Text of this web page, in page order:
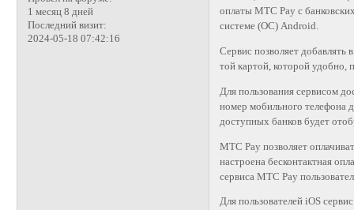
1 месяц 8 дней
Последний визит:
2024-05-18 07:42:16
оплаты МТС Pay с
системе (ОС) Android.
Сервис позволяет
той картой, которой
Для пользования сервисом
номер мобильного телефона
доступных банков будет
МТС Pay позволяет
настроена бесконтактная
сервиса МТС Pay
Для пользователей iOS